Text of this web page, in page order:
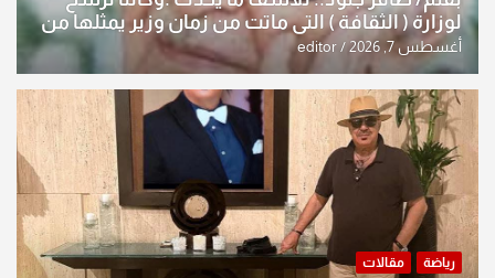
لوزارة ( الثقافة ) التي ماتت من زمان وزير يمثلها من
النخبة والإرث العظيم للثقافة العراقية..
أغسطس 7, 2026 editor
رياضة مقالات